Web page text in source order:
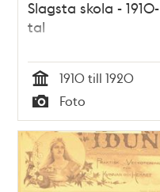
Slagsta skola - 1910-
tal
Tid
1910 till 1920
Typ
Foto